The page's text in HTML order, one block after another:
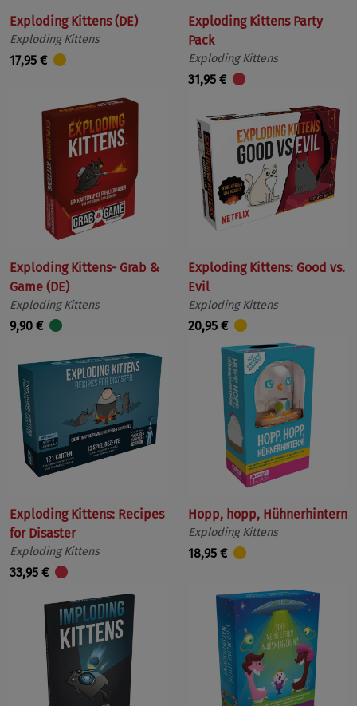
Exploding Kittens (DE)
Exploding Kittens
17,95 €
Exploding Kittens Party
Pack
Exploding Kittens
31,95 €
Exploding Kittens- Grab &
Game (DE)
Exploding Kittens
9,90 €
Exploding Kittens: Good vs.
Evil
Exploding Kittens
20,95 €
Exploding Kittens: Recipes
for Disaster
Exploding Kittens
33,95 €
Hopp, hopp, Hühnerhintern
Exploding Kittens
18,95 €